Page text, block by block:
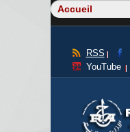
RSS
YouTube